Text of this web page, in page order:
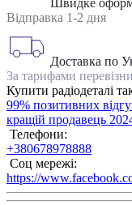
Швидке
Відправка 1-2 дня
Доставка по
За тарифами
Купити радіодеталі
99% позитивних
кращій продавець
Телефони:
+380678978888
Соц мережі:
https://